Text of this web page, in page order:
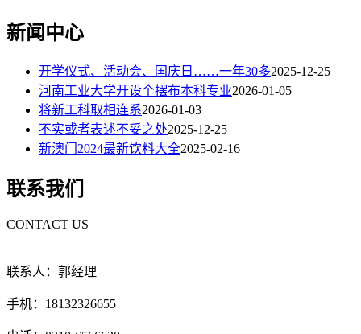
新闻中心
开学仪式、活动会、国庆日……一年30多2025-12-25
河南工业大学开设个摆布本科专业2026-01-05
将新工科取相连系2026-01-03
不实或者表述不妥之处2025-12-25
新澳门2024最新饮料大全2025-02-16
联系我们
CONTACT US
联系人：郭经理
手机：18132326655